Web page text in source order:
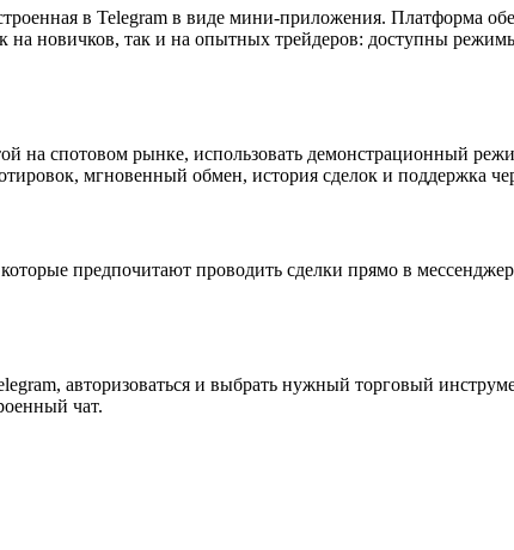
в Telegram в виде мини-приложения. Платформа
новичков, так и на опытных трейдеров: доступны
на спотовом рынке, использовать демонстрационный
мгновенный обмен, история сделок и поддержка
предпочитают проводить сделки прямо в
авторизоваться и выбрать нужный торговый
чат.